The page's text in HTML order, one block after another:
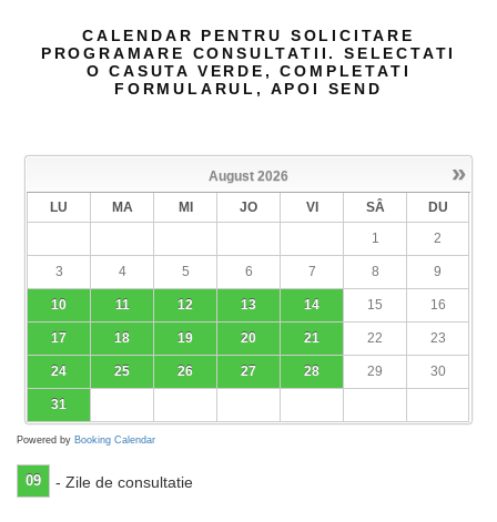
CALENDAR PENTRU SOLICITARE
PROGRAMARE CONSULTATII. SELECTATI
O CASUTA VERDE, COMPLETATI
FORMULARUL, APOI SEND
»
August 2026
LU
MA MI JO VI SÂ
DU
1
2
3 4 5 6 7 8 9
10 11 12 13 14 15 16
17 18 19 20 21 22 23
24 25 26 27 28 29 30
31
Powered by Booking Calendar
09 - Zile de consultatie